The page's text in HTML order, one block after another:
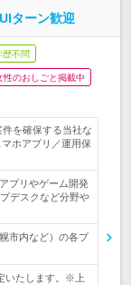
ターン歓迎
歴不問
性のおしごと掲載中
を確保する当社な
ホアプリ／運用保
プリやゲーム開発
デスクなど分野や
市内など）の各プ
いたします。※上